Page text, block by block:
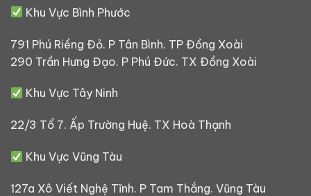
Khu Vực Bình Phước
791 Phú Riềng Đỏ. P Tân Bình. TP Đồng Xoài
290 Trần Hưng Đạo. P Phú Đức. TX Đồng Xoài
Khu Vực Tây Ninh
22/3 Tổ 7. Ấp Trường Huệ. TX Hoà Thạnh
Khu Vực Vũng Tàu
127a Xô Viết Nghệ Tĩnh. P Tam Thắng. Vũng Tàu